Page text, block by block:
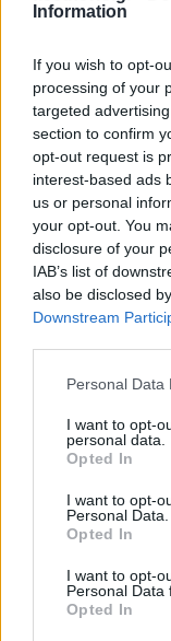
Information
If you wish to opt-
processing of your
targeted
section to confirm
opt-out request is
interest-based ads
us or personal
your opt-out. You
disclosure of your
IAB’s list of
also be disclosed
Downstream
Please note that
not limited to your
grant or deny
use your data for
consent section.
Personal Data
I want to opt-
personal data.
Opted In
I want to opt-
Personal Data.
Opted In
I want to opt-
Personal Data
Opted In
15/05/
Deal
14/05/
Στον
της
09/05/
BEV
28/12/
νέου
25/11/